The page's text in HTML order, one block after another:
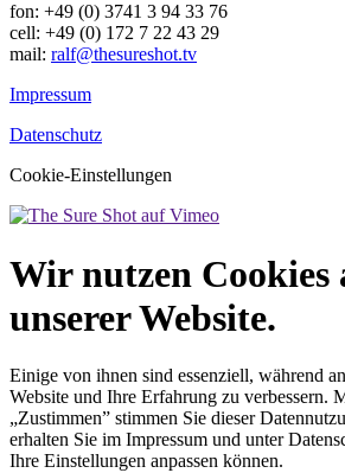
fon: +49 (0) 3741 3 94 33 76
cell: +49 (0) 172 7 22 43 29
mail: ralf@thesureshot.tv
Impressum
Datenschutz
Cookie-Einstellungen
Wir nutzen Cookies
unserer Website.
Einige von ihnen sind essenziell, während
Website und Ihre Erfahrung zu verbessern.
„Zustimmen” stimmen Sie dieser
erhalten Sie im Impressum und unter
Ihre Einstellungen anpassen können.